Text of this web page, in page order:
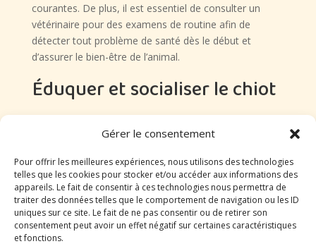
Gérer le consentement
Pour offrir les meilleures expériences, nous utilisons des technologies
telles que les cookies pour stocker et/ou accéder aux informations des
appareils. Le fait de consentir à ces technologies nous permettra de
traiter des données telles que le comportement de navigation ou les ID
uniques sur ce site. Le fait de ne pas consentir ou de retirer son
consentement peut avoir un effet négatif sur certaines caractéristiques
et fonctions.
courantes. De plus, il est essentiel de consulter un
vétérinaire pour des examens de routine afin de
détecter tout problème de santé dès le début et
d’assurer le bien-être de l’animal.
Éduquer et socialiser le chiot
étapes cruciales pour son développement. Il est
jeune âge en utilisant des méthodes positives et
respectueuses. Cela permettra d’instaurer une relation
de confiance entre le chiot et son propriétaire et de
favoriser son apprentissage. La socialisation, quant à
elle, consiste à exposer le chiot à différentes